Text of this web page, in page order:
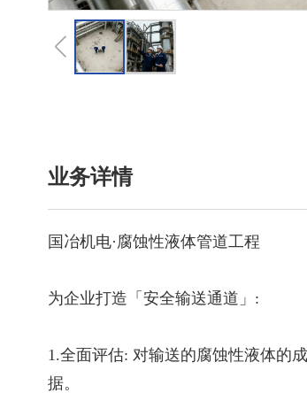
业务详情
国冶机电·腐蚀性液体管道工程
为企业打造「安全输送通道」:
1.全面评估: 对输送的腐蚀性液体的
据。